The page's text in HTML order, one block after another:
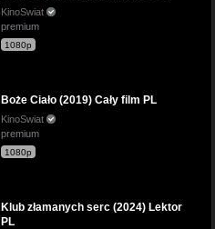
KinoSwiat
premium
1080p
Boże Ciało (2019) Cały film PL
KinoSwiat
premium
1080p
Klub złamanych serc (2024) Lektor
PL